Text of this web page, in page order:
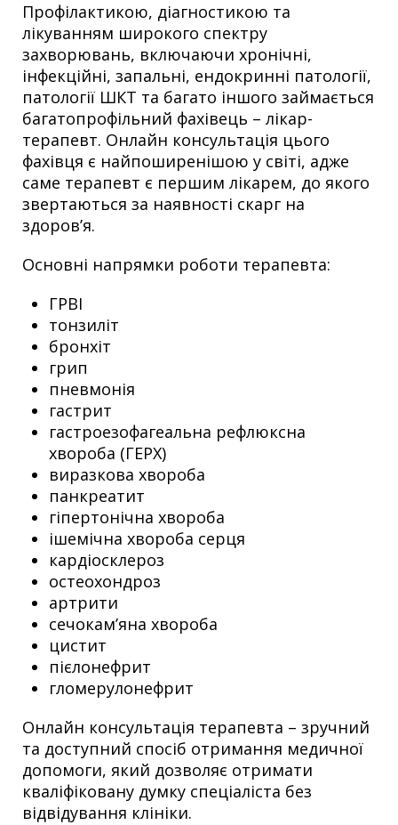
Профілактикою, діагностикою та
лікуванням широкого спектру
захворювань, включаючи хронічні,
інфекційні, запальні, ендокринні патології,
патології ШКТ та багато іншого займається
багатопрофільний фахівець – лікар-
терапевт. Онлайн консультація цього
фахівця є найпоширенішою у світі, адже
саме терапевт є першим лікарем, до якого
звертаються за наявності скарг на
здоров’я.
Основні напрямки роботи терапевта:
ГРВІ
тонзиліт
бронхіт
грип
пневмонія
гастрит
гастроезофагеальна рефлюксна
хвороба (ГЕРХ)
виразкова хвороба
панкреатит
гіпертонічна хвороба
ішемічна хвороба серця
кардіосклероз
остеохондроз
артрити
сечокам’яна хвороба
цистит
пієлонефрит
гломерулонефрит
Онлайн консультація терапевта – зручний
та доступний спосіб отримання медичної
допомоги, який дозволяє отримати
кваліфіковану думку спеціаліста без
відвідування клініки.